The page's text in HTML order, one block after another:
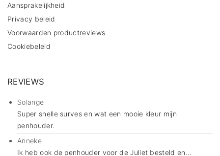
Aansprakelijkheid
Privacy beleid
Voorwaarden productreviews
Cookiebeleid
REVIEWS
Solange
Super snelle surves en wat een mooie kleur mijn
penhouder.
Anneke
Ik heb ook de penhouder voor de Juliet besteld en...